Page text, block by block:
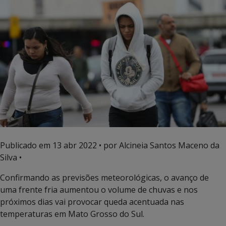
Publicado em 13 abr 2022 • por Alcineia Santos Maceno da
Silva •
Confirmando as previsões meteorológicas, o avanço de
uma frente fria aumentou o volume de chuvas e nos
próximos dias vai provocar queda acentuada nas
temperaturas em Mato Grosso do Sul.